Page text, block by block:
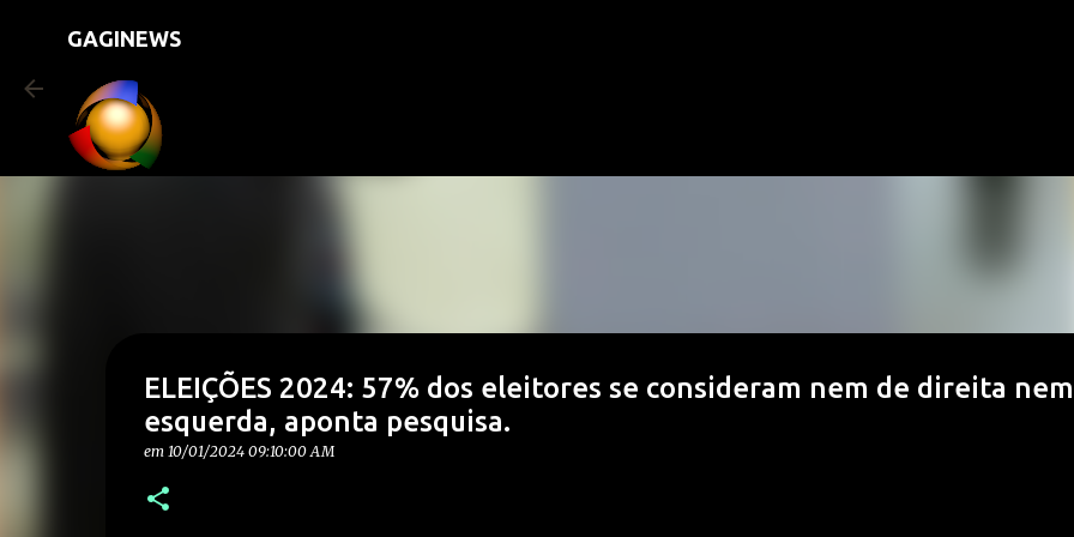
GAGINEWS
ELEIÇÕES 2024: 57% dos eleitores se consideram nem de direita
esquerda, aponta pesquisa.
em 10/01/2024 09:10:00 AM